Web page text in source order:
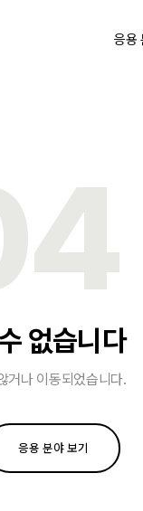
응용
없습니다
거나 이동되었습니다.
응용 분야 보기